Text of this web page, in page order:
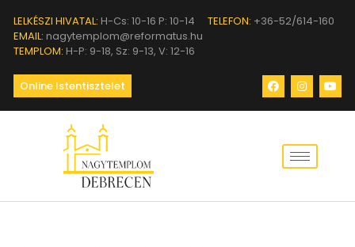
LELKÉSZI HIVATAL: H-Cs: 10-16 P: 10-14 TELEFON: +36-52/614-160
EMAIL: nagytemplom@reformatus.hu
TEMPLOM: H-P: 9-18, Sz: 9-13, V: 12-16
Online Istentisztelet